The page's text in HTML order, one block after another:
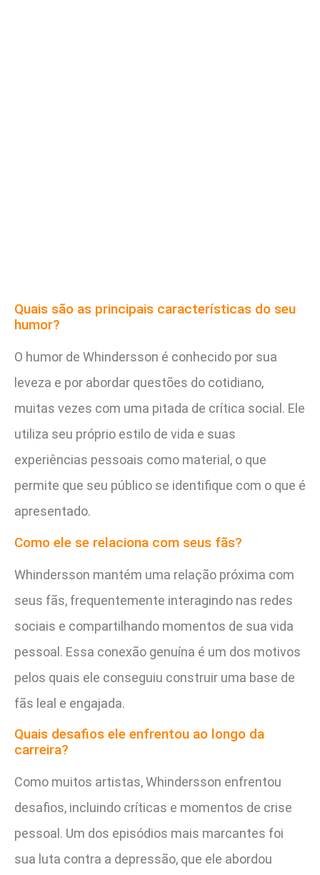
Quais são as principais características do seu
humor?
O humor de Whindersson é conhecido por sua
leveza e por abordar questões do cotidiano,
muitas vezes com uma pitada de crítica social. Ele
utiliza seu próprio estilo de vida e suas
experiências pessoais como material, o que
permite que seu público se identifique com o que é
apresentado.
Como ele se relaciona com seus fãs?
Whindersson mantém uma relação próxima com
seus fãs, frequentemente interagindo nas redes
sociais e compartilhando momentos de sua vida
pessoal. Essa conexão genuína é um dos motivos
pelos quais ele conseguiu construir uma base de
fãs leal e engajada.
Quais desafios ele enfrentou ao longo da
carreira?
Como muitos artistas, Whindersson enfrentou
desafios, incluindo críticas e momentos de crise
pessoal. Um dos episódios mais marcantes foi
sua luta contra a depressão, que ele abordou